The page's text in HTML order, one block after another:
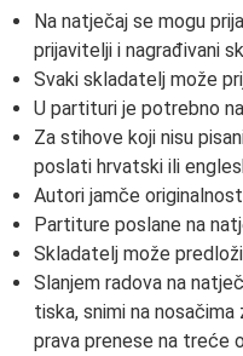
Na natječaj se mogu
prijavitelji i nagrađivani
Svaki skladatelj može
U partituri je potrebno
Za stihove koji nisu
poslati hrvatski ili
Autori jamče
Partiture poslane na
Skladatelj može
Slanjem radova na
tiska, snimi na
prava prenese na treće